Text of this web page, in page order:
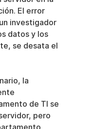
El error
investigador
datos y los
se desata el
la
de TI se
pero